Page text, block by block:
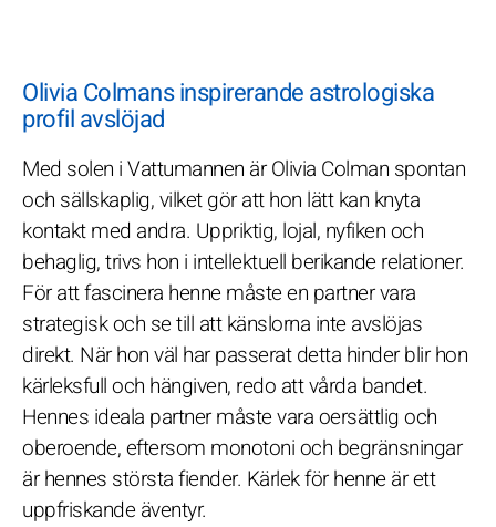
Olivia Colmans inspirerande astrologiska
profil avslöjad
Med solen i Vattumannen är Olivia Colman spontan
och sällskaplig, vilket gör att hon lätt kan knyta
kontakt med andra. Uppriktig, lojal, nyfiken och
behaglig, trivs hon i intellektuell berikande relationer.
För att fascinera henne måste en partner vara
strategisk och se till att känslorna inte avslöjas
direkt. När hon väl har passerat detta hinder blir hon
kärleksfull och hängiven, redo att vårda bandet.
Hennes ideala partner måste vara oersättlig och
oberoende, eftersom monotoni och begränsningar
är hennes största fiender. Kärlek för henne är ett
uppfriskande äventyr.